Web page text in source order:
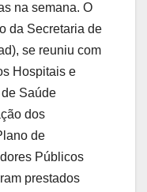
na semana. O
da Secretaria de
se reuniu com
Hospitais e
Saúde
dos
de
Públicos
prestados